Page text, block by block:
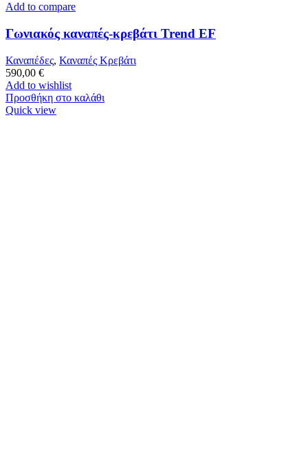
Add to compare
Γωνιακός καναπές-κρεβάτι Trend EF
Καναπέδες, Καναπές Κρεβάτι
590,00 €
Add to wishlist
Προσθήκη στο καλάθι
Quick view